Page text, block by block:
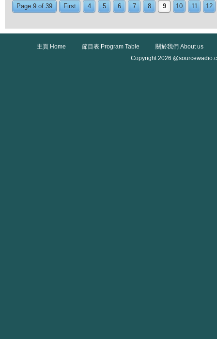
Page 9 of 39 First 4 5 6 7 8 9 10 11 12
主頁 Home 節目表 Program Table
關於我們 About us
Copyright 2026